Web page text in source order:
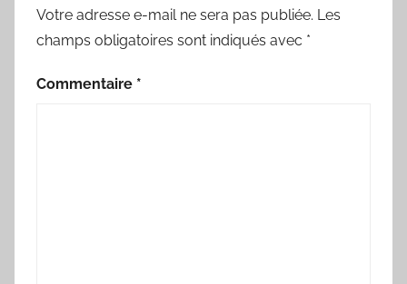
Votre adresse e-mail ne sera pas publiée. Les
champs obligatoires sont indiqués avec *
Commentaire *